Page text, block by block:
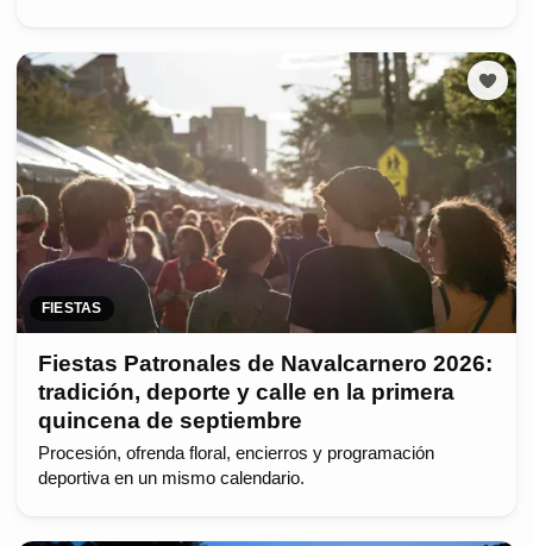
FIESTAS
Fiestas Patronales de Navalcarnero 2026:
tradición, deporte y calle en la primera
quincena de septiembre
Procesión, ofrenda floral, encierros y programación
deportiva en un mismo calendario.